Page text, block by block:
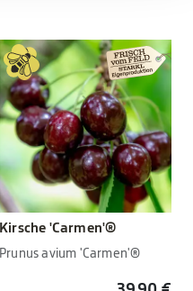
Kirsche 'Carmen'®
Prunus avium 'Carmen'®